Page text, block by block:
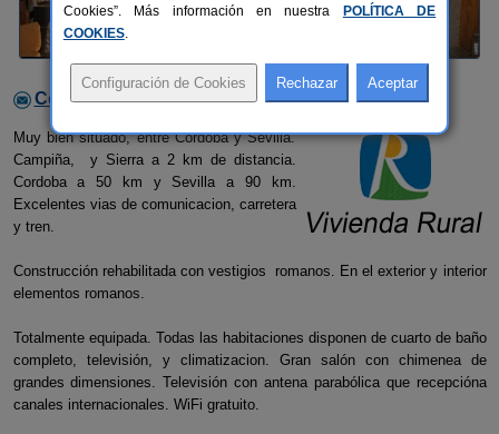
Contactar con el alojamiento
Muy bien situado, entre Cordoba y Sevilla.
Campiña, y Sierra a 2 km de distancia.
Cordoba a 50 km y Sevilla a 90 km.
Excelentes vias de comunicacion, carretera
y tren.
Construcción rehabilitada con vestigios romanos. En el exterior y interior
elementos romanos.
Totalmente equipada. Todas las habitaciones disponen de cuarto de baño
completo, televisión, y climatizacion. Gran salón con chimenea de
grandes dimensiones. Televisión con antena parabólica que recepcióna
canales internacionales. WiFi gratuito.
Cookies”. Más información en nuestra
POLÍTICA DE
COOKIES.